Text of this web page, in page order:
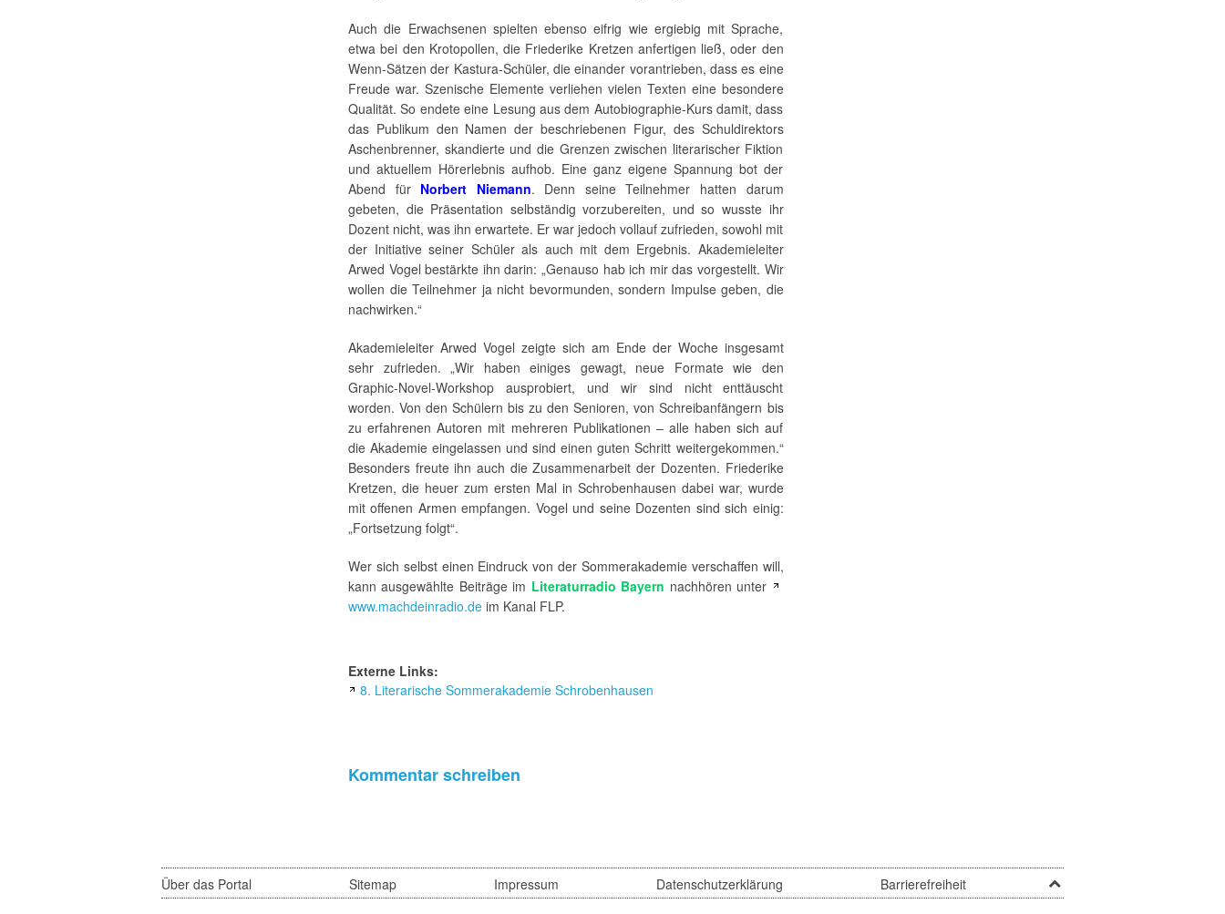
Auch die Erwachsenen spielten ebenso eifrig wie ergiebig mit Sprache,
etwa bei den Krotopollen, die Friederike Kretzen anfertigen ließ, oder den
Wenn-Sätzen der Kastura-Schüler, die einander vorantrieben, dass es eine
Freude war. Szenische Elemente verliehen vielen Texten eine besondere
Qualität. So endete eine Lesung aus dem Autobiographie-Kurs damit, dass
das Publikum den Namen der beschriebenen Figur, des Schuldirektors
Aschenbrenner, skandierte und die Grenzen zwischen literarischer Fiktion
und aktuellem Hörerlebnis aufhob. Eine ganz eigene Spannung bot der
Abend für Norbert Niemann. Denn seine Teilnehmer hatten darum
gebeten, die Präsentation selbständig vorzubereiten, und so wusste ihr
Dozent nicht, was ihn erwartete. Er war jedoch vollauf zufrieden, sowohl mit
der Initiative seiner Schüler als auch mit dem Ergebnis. Akademieleiter
Arwed Vogel bestärkte ihn darin: „Genauso hab ich mir das vorgestellt. Wir
wollen die Teilnehmer ja nicht bevormunden, sondern Impulse geben, die
nachwirken.“
Akademieleiter Arwed Vogel zeigte sich am Ende der Woche insgesamt
sehr zufrieden. „Wir haben einiges gewagt, neue Formate wie den
Graphic-Novel-Workshop ausprobiert, und wir sind nicht enttäuscht
worden. Von den Schülern bis zu den Senioren, von Schreibanfängern bis
zu erfahrenen Autoren mit mehreren Publikationen – alle haben sich auf
die Akademie eingelassen und sind einen guten Schritt weitergekommen.“
Besonders freute ihn auch die Zusammenarbeit der Dozenten. Friederike
Kretzen, die heuer zum ersten Mal in Schrobenhausen dabei war, wurde
mit offenen Armen empfangen. Vogel und seine Dozenten sind sich einig:
„Fortsetzung folgt“.
Wer sich selbst einen Eindruck von der Sommerakademie verschaffen will,
kann ausgewählte Beiträge im Literaturradio Bayern nachhören unter
www.machdeinradio.de im Kanal FLP.
Externe Links:
8. Literarische Sommerakademie Schrobenhausen
Kommentar schreiben
Über das Portal Sitemap Impressum Datenschutzerklärung Barrierefreiheit